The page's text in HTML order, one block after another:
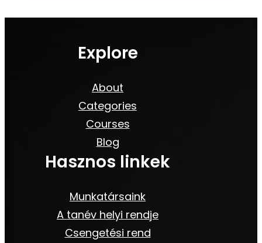
Explore
About
Categories
Courses
Blog
Hasznos linkek
Munkatársaink
A tanév helyi rendje
Csengetési rend